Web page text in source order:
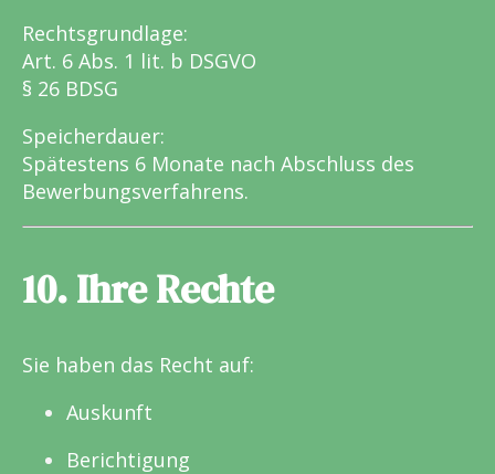
Rechtsgrundlage:
Art. 6 Abs. 1 lit. b DSGVO
§ 26 BDSG
Speicherdauer:
Spätestens 6 Monate nach Abschluss des
Bewerbungsverfahrens.
10. Ihre Rechte
Sie haben das Recht auf:
Auskunft
Berichtigung